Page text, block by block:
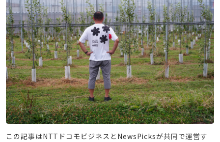
この記事はNTTドコモビジネスとNewsPicksが共同で運営す